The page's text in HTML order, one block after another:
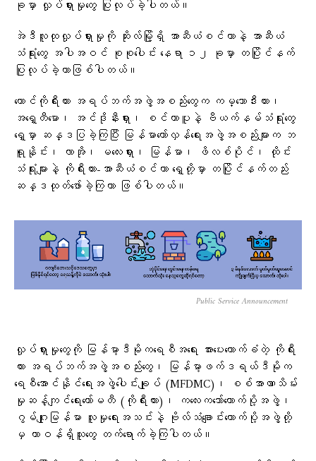
ခုမှာ လှုပ်ရှားမှုတွေ ပြုလုပ်ခဲ့ပါတယ်။
အဲဒီလူထုလှုပ်ရှားမှုကို ဆိုးလ်မြို့ရှိ အာဆီယံစင်တာနဲ့ အာဆီယံ
သံရုံးတွေ အပါအဝင် စုစုပေါင်း နေရာ ၁၂ ခုမှာ တပြိုင်နက်
ပြုလုပ်ခဲ့တာဖြစ်ပါတယ်။
တောင်ကိုရီးယား အရပ်ဘက်အဖွဲ့အစည်းတွေက ကမ္ဘောဒီးယား၊
အရှေ့တီမော၊ အင်ဒိုနီးရှား၊ စင်ကာပူနဲ့ ဗီယက်နမ်သံရုံးတွေ
ရှေ့မှာ ဆန္ဒပြခဲ့ကြပြီး မြန်မာတော်လှန်ရေးအဖွဲ့အစည်းများက ဘ
ရူနိုင်း၊ လာအို၊ မလေးရှား၊ မြန်မာ၊ ဖိလစ်ပိုင်၊ ထိုင်း
သံရုံးများနဲ့ ကိုရီးယား-အာဆီယံစင်တာ ရှေ့တို့မှာ တပြိုင်နက်တည်း
ဆန္ဒထုတ်ဖော်ခဲ့ကြတာ ဖြစ်ပါတယ်။
Public Service Announcement
လှုပ်ရှားမှုတွေကို မြန်မာ့ဒီမိုကရေစီအရေး အားပေးထောက်ခံတဲ့ ကိုရီး
ယား အရပ်ဘက်အဖွဲ့အစည်းတွေ၊ မြန်မာ့ဖက်ဒရယ်ဒီမိုက
ရေစီအောင်နိုင်ရေးအဖွဲ့ပေါင်းချုပ် (MFDMC)၊ စစ်အာဏာသိမ်း
မှုဆန့်ကျင်ရေးကော်မတီ (ကိုရီးယား)၊ ကလေးကဘော်ထောက်ပို့အဖွဲ့၊
ဂွမ်ဂျုးမြန်မာ လူမှုရေးအသင်းနဲ့ ဗိုလ်သံချောင်းထောက်ပို့အဖွဲ့တို့
မှ တာဝန်ရှိသူတွေ တက်ရောက်ခဲ့ကြပါတယ်။